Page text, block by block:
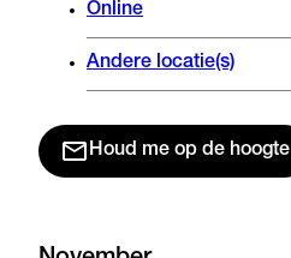
Online
Andere locatie(s)
Houd me op de hoogte